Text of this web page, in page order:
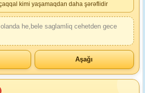
kimi yaşamaqdan daha şərəflidir
he,bele saglamliq cehetden gece
Aşağı